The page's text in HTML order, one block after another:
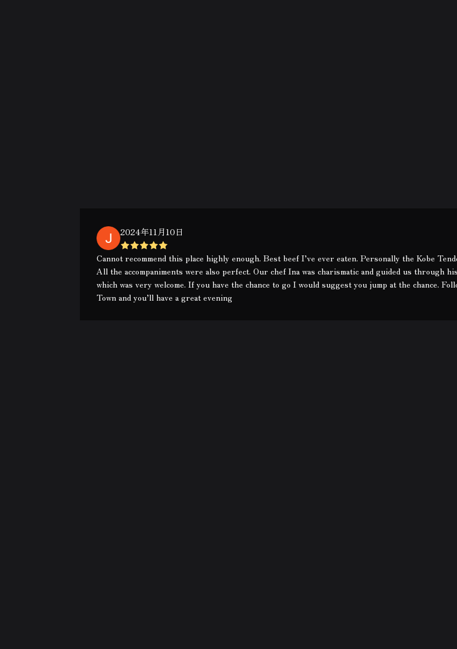
2024年11月10日
Cannot recommend this place highly enough. Best beef I’ve ever eaten. Personally the Kobe
All the accompaniments were also perfect. Our chef Ina was charismatic and guided us through
which was very welcome. If you have the chance to go I would suggest you jump at the chance.
Town and you’ll have a great evening